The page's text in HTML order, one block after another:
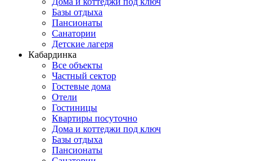
Базы отдыха
Пансионаты
Санатории
Детские лагеря
Кабардинка
Все объекты
Частный сектор
Гостевые дома
Отели
Гостиницы
Квартиры посуточно
Дома и коттеджи под ключ
Базы отдыха
Пансионаты